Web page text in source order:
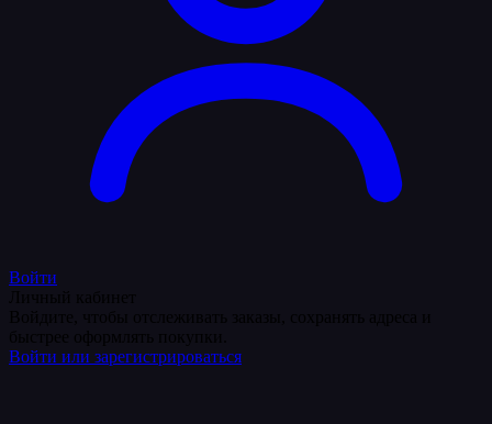
Войти
Войти или зарегистрироваться